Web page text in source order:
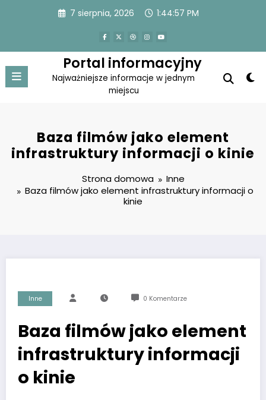
7 sierpnia, 2026 1:44:57 PM
Portal informacyjny
Najważniejsze informacje w jednym
miejscu
Baza filmów jako element
infrastruktury informacji o kinie
Strona domowa
Inne
Baza filmów jako element infrastruktury informacji o
kinie
Inne 0 Komentarze
Baza filmów jako element
infrastruktury informacji
o kinie
nie są
funkcjonowania
internetowej.